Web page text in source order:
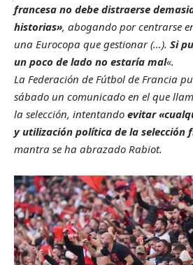
francesa no debe distraerse
historias», abogando por centrarse
una Eurocopa que gestionar (…). Si
un poco de lado no estaría mal«.
La Federación de Fútbol de Francia
sábado un comunicado en el que
la selección, intentando evitar
y utilización política de la selección
mantra se ha abrazado Rabiot.